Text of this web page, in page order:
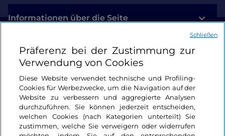
Informationen über die Seite
Nützliche Links
Login
Bleiben wir in Kontakt
Präferenz bei der Zustimmung zur
Verwendung von Cookies
Diese Website verwendet technische und Profiling-
Cookies für Werbezwecke, um die Navigation auf der
Website zu verbessern und aggregierte Analysen
durchzuführen. Sie können jederzeit entscheiden,
welchen Cookies (nach Kategorien unterteilt) Sie
zustimmen, welche Sie verweigern oder widerrufen
Schließen